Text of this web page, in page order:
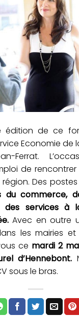
édition de ce
Economie de
Ferrat.
de
Des
du commerce,
des services à
Avec en outre
les mairies et
ce mardi 2
d’Hennebont.
sous le bras.